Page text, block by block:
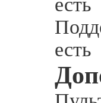
есть
есть